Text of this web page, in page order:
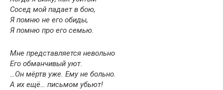
Сосед мой падает в бою,
Я помню не его обиды,
Я помню про его семью.
Мне представляется невольно
Его обманчивый уют.
…Он мёртв уже. Ему не больно.
А их ещё… письмом убьют!